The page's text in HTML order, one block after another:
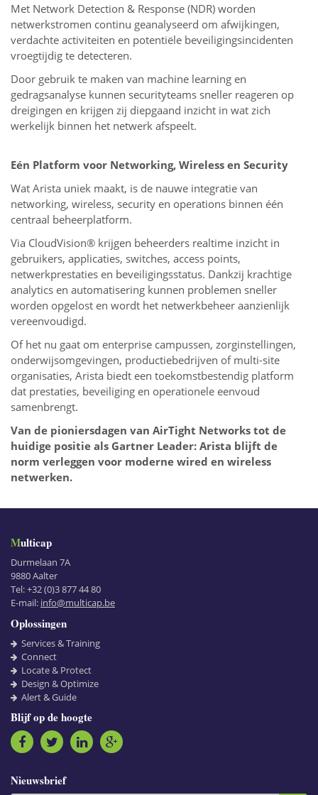
Met Network Detection & Response (NDR) worden
netwerkstromen continu geanalyseerd om afwijkingen,
verdachte activiteiten en potentiële beveiligingsincidenten
vroegtijdig te detecteren.
Door gebruik te maken van machine learning en
gedragsanalyse kunnen securityteams sneller reageren op
dreigingen en krijgen zij diepgaand inzicht in wat zich
werkelijk binnen het netwerk afspeelt.
Eén Platform voor Networking, Wireless en Security
Wat Arista uniek maakt, is de nauwe integratie van
networking, wireless, security en operations binnen één
centraal beheerplatform.
Via CloudVision® krijgen beheerders realtime inzicht in
gebruikers, applicaties, switches, access points,
netwerkprestaties en beveiligingsstatus. Dankzij krachtige
analytics en automatisering kunnen problemen sneller
worden opgelost en wordt het netwerkbeheer aanzienlijk
vereenvoudigd.
Of het nu gaat om enterprise campussen, zorginstellingen,
onderwijsomgevingen, productiebedrijven of multi-site
organisaties, Arista biedt een toekomstbestendig platform
dat prestaties, beveiliging en operationele eenvoud
samenbrengt.
Van de pioniersdagen van AirTight Networks tot de
huidige positie als Gartner Leader: Arista blijft de
norm verleggen voor moderne wired en wireless
netwerken.
Multicap
Durmelaan 7A
9880Aalter
Tel:+32 (0)3 877 44 80
E-mail: info@multicap.be
Oplossingen
Services & Training
Connect
Locate & Protect
Design & Optimize
Alert & Guide
Blijf op de hoogte
Nieuwsbrief